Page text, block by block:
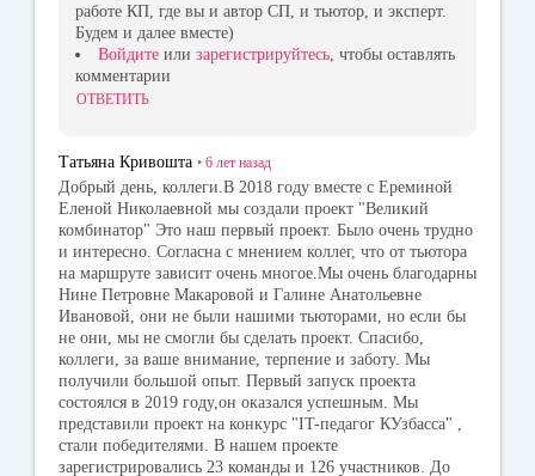
работе КП, где вы и автор СП, и тьютор, и эксперт.
Будем и далее вместе)
Войдите или зарегистрируйтесь, чтобы оставлять
комментарии
ОТВЕТИТЬ
Татьяна Кривошта • 6 лет назад
Добрый день, коллеги.В 2018 году вместе с Ереминой
Еленой Николаевной мы создали проект "Великий
комбинатор" Это наш первый проект. Было очень трудно
и интересно. Согласна с мнением коллег, что от тьютора
на маршруте зависит очень многое.Мы очень благодарны
Нине Петровне Макаровой и Галине Анатольевне
Ивановой, они не были нашими тьюторами, но если бы
не они, мы не смогли бы сделать проект. Спасибо,
коллеги, за ваше внимание, терпение и заботу. Мы
получили большой опыт. Первый запуск проекта
состоялся в 2019 году,он оказался успешным. Мы
представили проект на конкурс "IT-педагог КУзбасса" ,
стали победителями. В нашем проекте
зарегистрировались 23 команды и 126 участников. До